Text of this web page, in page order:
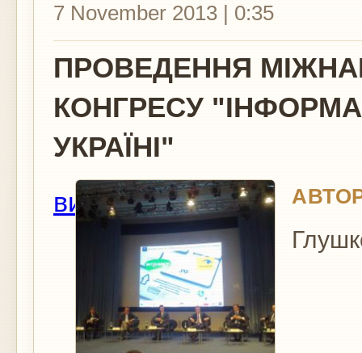
7 November 2013 | 0:35
ПРОВЕДЕННЯ
КОНГРЕСУ
УКРАЇНІ"
вид